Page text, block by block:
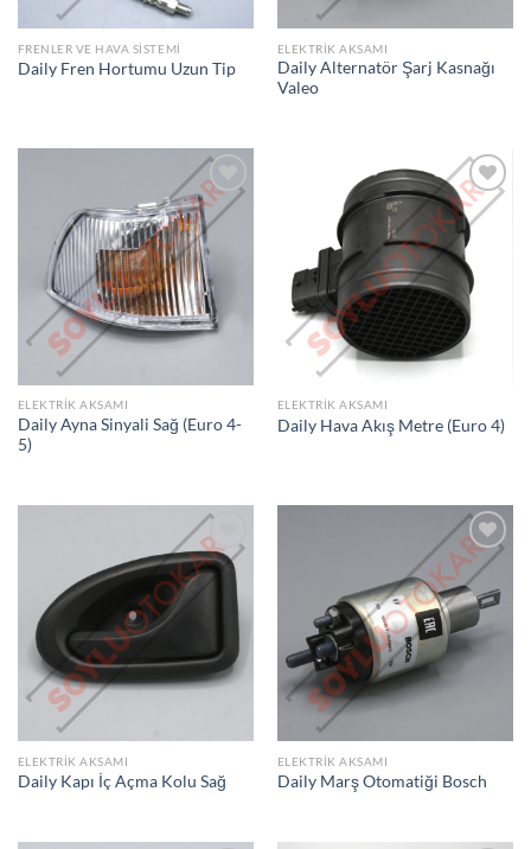
FRENLER VE HAVA SISTEMI
Daily Fren Hortumu Uzun Tip
ELEKTRIK AKSAMI
Daily Alternatör Şarj Kasnağı
Valeo
İSTEK
LISTEME
EKLE
ELEKTRIK AKSAMI
Daily Ayna Sinyali Sağ (Euro 4-
5)
İSTEK
LISTEME
EKLE
ELEKTRIK AKSAMI
Daily Hava Akış Metre (Euro 4)
İSTEK
EKLE
ELEKTRIK AKSAMI
Daily Kapı İç Açma Kolu Sağ
İSTEK
LISTEME
EKLE
ELEKTRIK AKSAMI
Daily Marş Otomatiği Bosch